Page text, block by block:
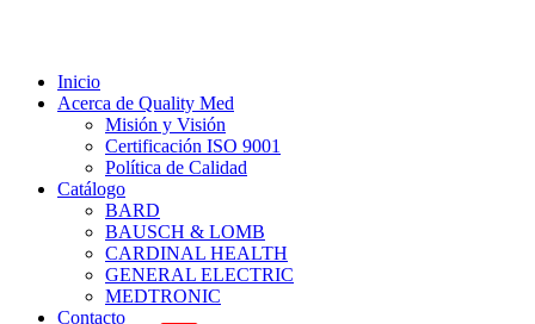
Inicio
Acerca de Quality Med
Misión y Visión
Certificación ISO 9001
Política de Calidad
Catálogo
BARD
BAUSCH & LOMB
CARDINAL HEALTH
GENERAL ELECTRIC
MEDTRONIC
Contacto